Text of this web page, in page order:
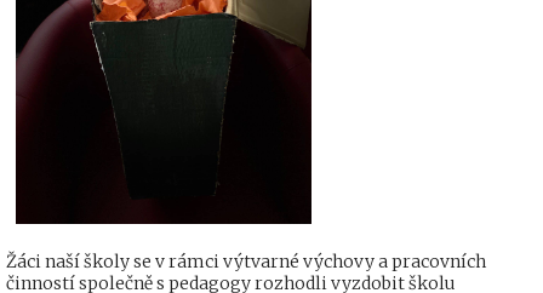
Žáci naší školy se v rámci výtvarné výchovy a pracovních
činností společně s pedagogy rozhodli vyzdobit školu